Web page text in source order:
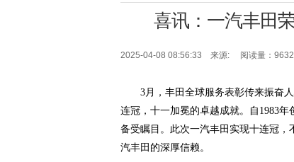
喜讯：一汽丰田
2025-04-08 08:56:33 来源:阅读量：
3月，丰田全球服务表彰传来振奋
连冠，十一加冕的卓越成就。自1983
备受瞩目。此次一汽丰田实现十连冠
汽丰田的深厚信赖。